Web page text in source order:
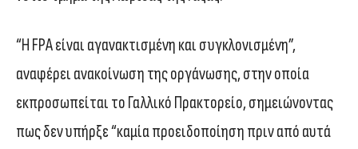
“Η FPA είναι αγανακτισμένη και συγκλονισμένη”,
αναφέρει ανακοίνωση της οργάνωσης, στην οποία
εκπροσωπείται το Γαλλικό Πρακτορείο, σημειώνοντας
πως δεν υπήρξε “καμία προειδοποίηση πριν από αυτά